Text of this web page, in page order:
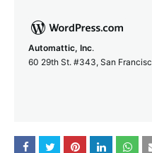
Automattic, Inc.
60 29th St. #343, San